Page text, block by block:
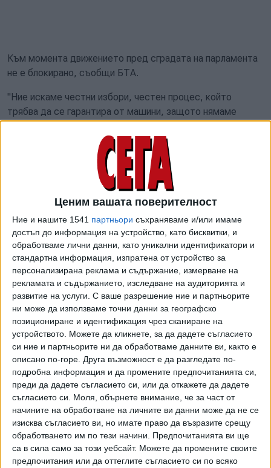
Ценим вашата поверителност
Ние и нашите 1541 партньори съхраняваме и/или имаме
достъп до информация на устройство, като бисквитки, и
обработваме лични данни, като уникални идентификатори и
стандартна информация, изпратена от устройство за
персонализирана реклама и съдържание, измерване на
рекламата и съдържанието, изследване на аудиторията и
развитие на услуги. С ваше разрешение ние и партньорите
ни може да използваме точни данни за географско
позициониране и идентификация чрез сканиране на
устройството. Можете да кликнете, за да дадете съгласието
си ние и партньорите ни да обработваме данните ви, както е
описано по-горе. Друга възможност е да разгледате по-
подробна информация и да промените предпочитанията си,
преди да дадете съгласието си, или да откажете да дадете
съгласието си.
Моля, обърнете внимание, че за част от
начините на обработване на личните ви данни може да не се
изисква съгласието ви, но имате право да възразите срещу
обработването им по тези начини. Предпочитанията ви ще
са в сила само за този уебсайт. Можете да промените своите
предпочитания или да оттеглите съгласието си по всяко
Към момента движението пред сградата на парламента
не е блокирано, съобщи БТА.
"Ние искаме честни избори, честен процес, който
трябва да се гарантира от машини, защото нямаме
се борим", заяви на протеста адв. Емил Георгиев от
"Правосъдие за всеки". В протеста участваха и депутати
от "Продължаваме промяната".
В петък повече от 11 часа продължи дебатът на второ
четене на законопроекта за промени в Изборния кодекс.
"Вместо да се ангажира със съставяне на правителство,
да се занимава с проблемите, които пряко касаят
българските граждани, да се фокусира върху
проектозаконите по Плана за възстановяване и
устойчивост, попълването на персоналния състав на
органи с изтекъл мандат и други важни проектозакони,
парламентът реши да се занимава с Изборния кодекс",
каза президентът Румен Радев по време на
консултациите с "Български възход" за съставяне на
правителство. Дали това е основният приоритет на
обществото ни, както и четиричасовият дебат за
наименованието на закона, дълбоко се съмнявам,
добави Радев.
Утре се очаква отново да започнат дебатите в
Народното събрание за промени в Изборния кодекс,
които връщат хартиените бюлетини.